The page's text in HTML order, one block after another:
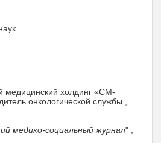
медицинский холдинг «СМ-
онкологической службы ,
медико-социальный журнал" ,